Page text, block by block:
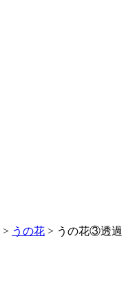
> うの花 > うの花③透過